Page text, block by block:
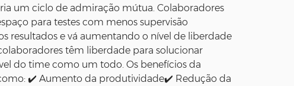
um ciclo de admiração mútua. Colaboradores
para testes com menos supervisão
resultados e vá aumentando o nível de liberdade
têm liberdade para solucionar
do time como um todo. Os benefícios da
✔️ Aumento da produtividade✔️ Redução da